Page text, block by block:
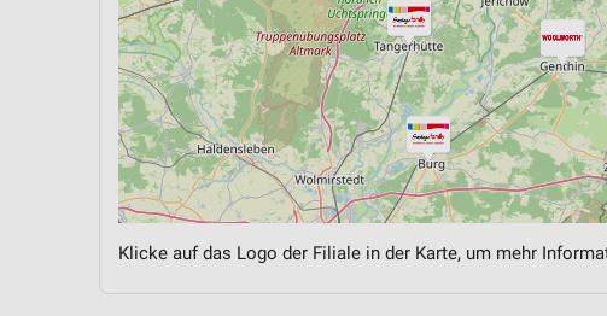
Klicke auf das Logo der Filiale in der Karte, um mehr